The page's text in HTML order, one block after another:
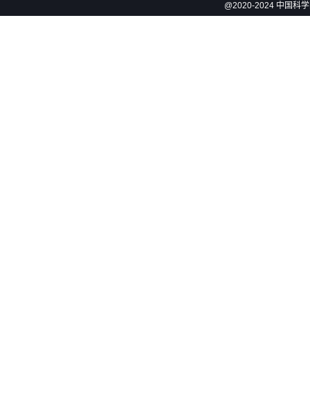
@2020-2024 中国科